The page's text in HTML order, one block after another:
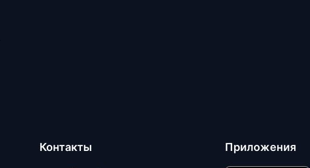
Контакты Приложения